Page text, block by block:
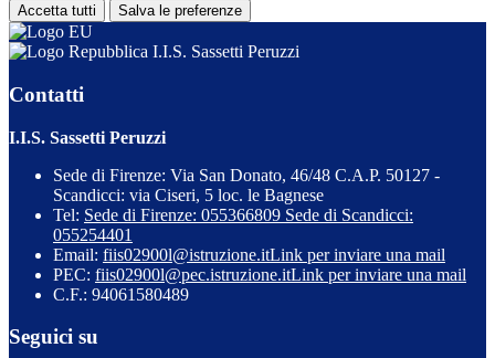
Accetta tutti Salva le preferenze
I.I.S. Sassetti Peruzzi
Contatti
I.I.S. Sassetti Peruzzi
Sede di Firenze: Via San Donato, 46/48 C.A.P. 50127 -
Scandicci: via Ciseri, 5 loc. le Bagnese
Tel: Sede di Firenze: 055366809 Sede di Scandicci:
055254401
Email: fiis02900l@istruzione.itLink per inviare una mail
PEC: fiis02900l@pec.istruzione.itLink per inviare una mail
C.F.: 94061580489
Seguici su